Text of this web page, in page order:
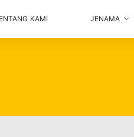
KAMI JENAMA